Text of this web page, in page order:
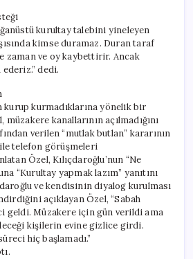
kurultay talebini yineleyen
kimse duramaz. Duran taraf
zaman ve oy kaybettirir. Ancak
dedi.
kurup kurmadıklarına yönelik bir
kanallarının açılmadığını
verilen “mutlak butlan” kararının
ile telefon görüşmeleri
Özel, Kılıçdaroğlu’nun “Ne
“Kurultay yapmak lazım” yanıtını
ve kendisinin diyalog kurulması
açıklayan Özel, “Sabah
geldi. Müzakere için gün verildi ama
kişilerin evine gizlice girdi.
hiç başlamadı.”